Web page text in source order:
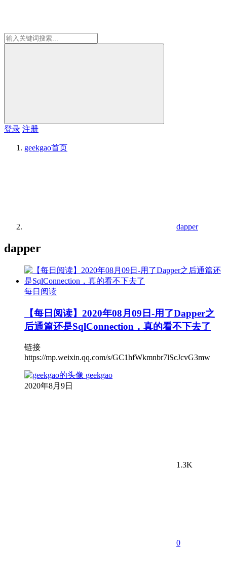
登录 注册
geekgao首页
dapper
dapper
每日阅读
【每日阅读】2020年08月09日-用了Dapper之
后通篇还是SqlConnection，真的看不下去了
链接
https://mp.weixin.qq.com/s/GC1hfWkmnbr7lScJcvG3mw
geekgao
2020年8月9日
1.3K
0